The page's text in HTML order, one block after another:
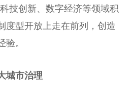
技创新、数字经济等领域积
度型开放上走在前列，创造
。
城市治理